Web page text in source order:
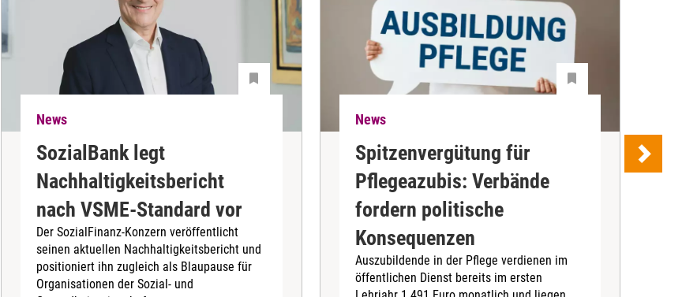
News
SozialBank legt
Nachhaltigkeitsbericht
nach VSME-Standard vor
Der SozialFinanz-Konzern veröffentlicht
seinen aktuellen Nachhaltigkeitsbericht und
positioniert ihn zugleich als Blaupause für
Organisationen der Sozial- und
News
Spitzenvergütung für
Pflegeazubis: Verbände
fordern politische
Konsequenzen
Auszubildende in der Pflege verdienen im
öffentlichen Dienst bereits im ersten